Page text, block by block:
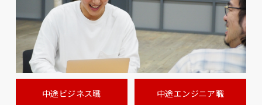
中途ビジネス職 中途エンジニア職